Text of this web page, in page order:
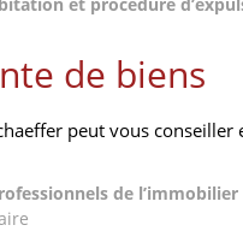
de biens
peut vous
de l’immobilier